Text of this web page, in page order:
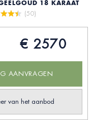
18 KARAAT
(50)
€ 2570
AANVRAGEN
van het aanbod